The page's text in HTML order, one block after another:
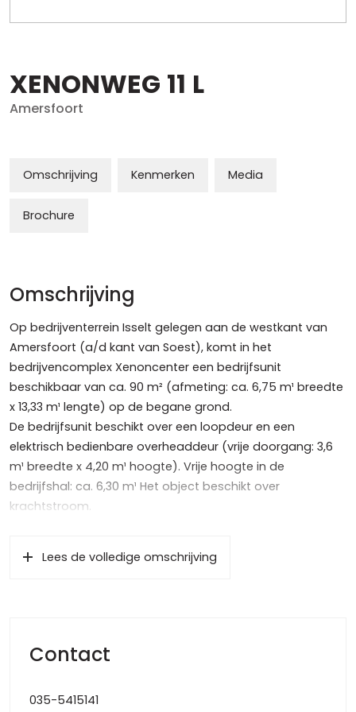
XENONWEG 11 L
Amersfoort
Omschrijving Kenmerken Media
Brochure
Omschrijving
Op bedrijventerrein Isselt gelegen aan de westkant van
Amersfoort (a/d kant van Soest), komt in het
bedrijvencomplex Xenoncenter een bedrijfsunit
beschikbaar van ca. 90 m² (afmeting: ca. 6,75 m¹ breedte
x 13,33 m¹ lengte) op de begane grond.
De bedrijfsunit beschikt over een loopdeur en een
elektrisch bedienbare overheaddeur (vrije doorgang: 3,6
m¹ breedte x 4,20 m¹ hoogte). Vrije hoogte in de
bedrijfshal: ca. 6,30 m¹ Het object beschikt over
krachtstroom.
Kadastrale aanduiding: gemeente Amersfoort, sectie D,
Huurtermijn : in overleg
Lees de volledige omschrijving
Contact
035-5415141